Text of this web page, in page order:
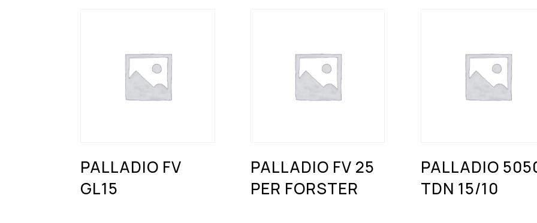
PALLADIO FV
GL15
PALLADIO FV 25
PER FORSTER
PALLADIO
TDN 15/10